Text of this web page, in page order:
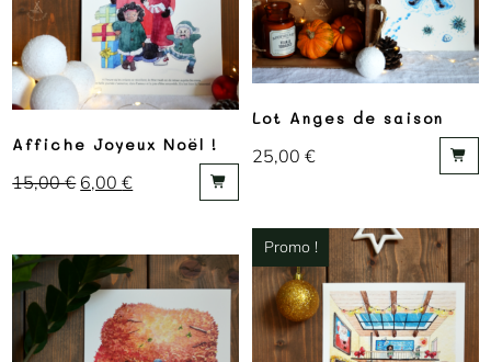
Lot Anges de saison
25,00€
Affiche Joyeux Noël !
15,00€ 6,00€
Promo !